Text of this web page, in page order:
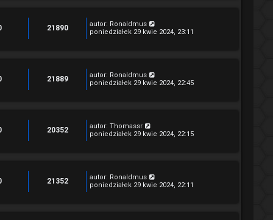
21890 autor: Ronaldmus
poniedziałek 29 kwie 2024, 23:11
21889 autor: Ronaldmus
poniedziałek 29 kwie 2024, 22:45
20352 autor: Thomassr
poniedziałek 29 kwie 2024, 22:15
21352 autor: Ronaldmus
poniedziałek 29 kwie 2024, 22:11